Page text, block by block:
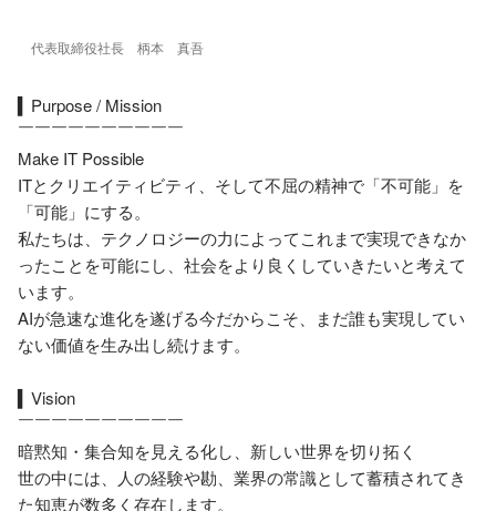
代表取締役社長　柄本　真吾
▍Purpose / Mission
￣￣￣￣￣￣￣￣￣￣
Make IT Possible
ITとクリエイティビティ、そして不屈の精神で「不可能」を
「可能」にする。
私たちは、テクノロジーの力によってこれまで実現できなか
ったことを可能にし、社会をより良くしていきたいと考えて
います。
AIが急速な進化を遂げる今だからこそ、まだ誰も実現してい
ない価値を生み出し続けます。
▍Vision
￣￣￣￣￣￣￣￣￣￣
暗黙知・集合知を見える化し、新しい世界を切り拓く
世の中には、人の経験や勘、業界の常識として蓄積されてき
た知恵が数多く存在します。